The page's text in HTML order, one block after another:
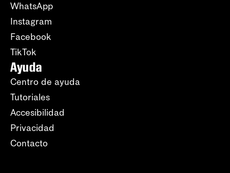
WhatsApp
Instagram
Facebook
TikTok
Ayuda
Centro de ayuda
Tutoriales
Accesibilidad
Privacidad
Contacto